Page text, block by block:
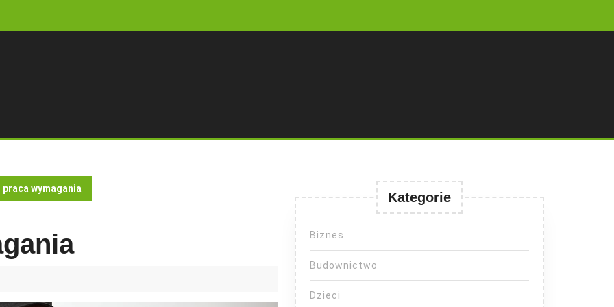
praca wymagania
Kategorie
Biznes
Budownictwo
Dzieci